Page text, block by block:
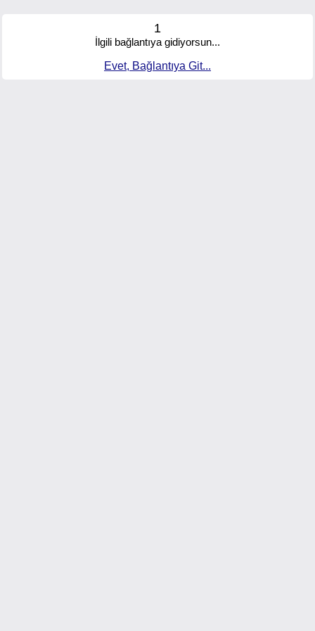
1
İlgili bağlantıya gidiyorsun...
Evet, Bağlantıya Git...